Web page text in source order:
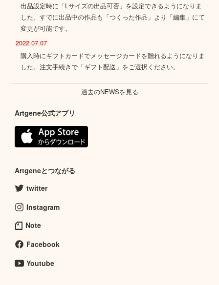
出品設定時に「Lサイズの出品可否」を設定できるようになりま
した。すでに出品中の作品も「つくった作品」より「編集」にて
変更が可能です。
2022.07.07
購入時にギフトカードでメッセージカードを贈れるようになりま
した。注文手続きで「ギフト配送」をご選択ください。
過去のNEWSを見る
Artgene公式アプリ
Artgeneとつながる
twitter
Instagram
Note
Facebook
Youtube